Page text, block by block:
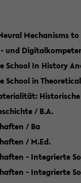
Mechanisms
und
School In History
School in
/ B.A.
/ Ba
/ M.Ed.
- Integrierte
- Integrierte